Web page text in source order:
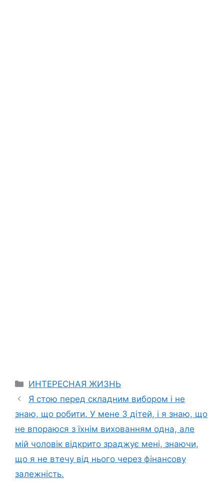
Categories
ИНТЕРЕСНАЯ ЖИЗНЬ
Я стою перед складним вибором і не
знаю, що робити. У мене 3 дітей, і я знаю, що
не впораюся з їхнім вихованням одна, але
мій чоловік відкрито зраджує мені, знаючи,
що я не втечу від нього через фінансову
залежність.